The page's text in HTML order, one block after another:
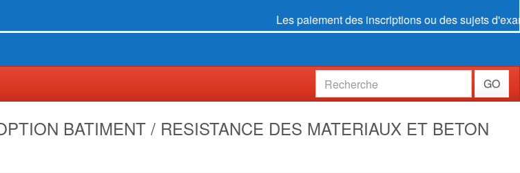
Les paiement des inscriptions ou des sujets d'examen se
GO
BATIMENT / RESISTANCE DES MATERIAUX ET BETON